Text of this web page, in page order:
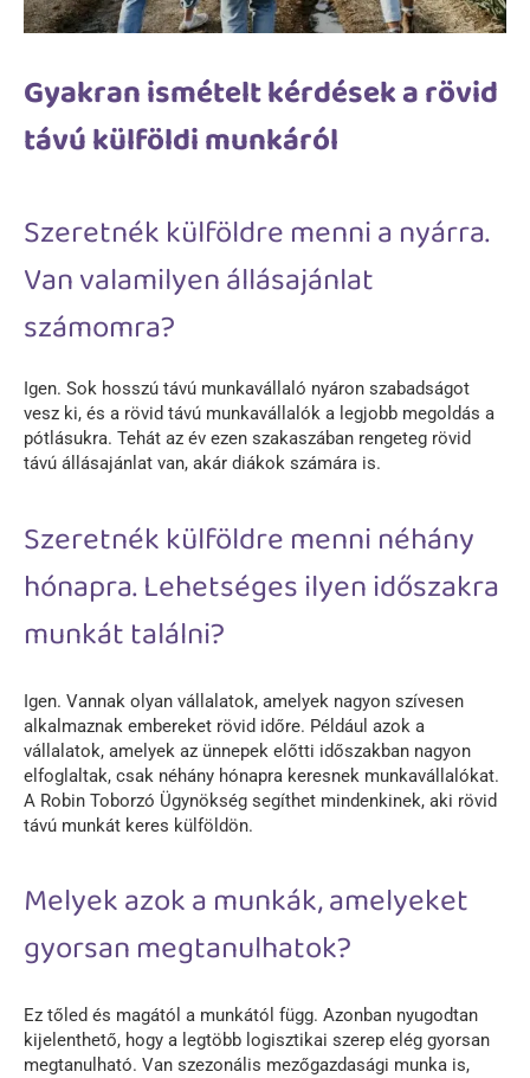
Gyakran ismételt kérdések a rövid
távú külföldi munkáról
Szeretnék külföldre menni a nyárra.
Van valamilyen állásajánlat
számomra?
Igen. Sok hosszú távú munkavállaló nyáron szabadságot
vesz ki, és a rövid távú munkavállalók a legjobb megoldás a
pótlásukra. Tehát az év ezen szakaszában rengeteg rövid
távú állásajánlat van, akár diákok számára is.
Szeretnék külföldre menni néhány
hónapra. Lehetséges ilyen időszakra
munkát találni?
Igen. Vannak olyan vállalatok, amelyek nagyon szívesen
alkalmaznak embereket rövid időre. Például azok a
vállalatok, amelyek az ünnepek előtti időszakban nagyon
elfoglaltak, csak néhány hónapra keresnek munkavállalókat.
A Robin Toborzó Ügynökség segíthet mindenkinek, aki rövid
távú munkát keres külföldön.
Melyek azok a munkák, amelyeket
gyorsan megtanulhatok?
Ez tőled és magától a munkától függ. Azonban nyugodtan
kijelenthető, hogy a legtöbb logisztikai szerep elég gyorsan
megtanulható. Van szezonális mezőgazdasági munka is,